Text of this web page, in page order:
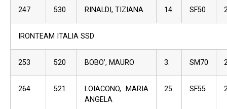
247 530 RINALDI, TIZIANA 14. SF50
IRONTEAM ITALIA SSD
253 520 BOBO’, MAURO 3. SM70
264 521
LOIACONO, MARIA
ANGELA
25. SF55